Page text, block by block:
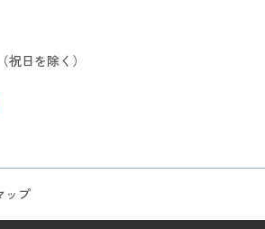
祝日を除く）
ップ